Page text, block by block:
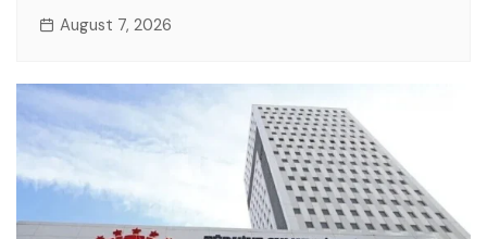
August 7, 2026